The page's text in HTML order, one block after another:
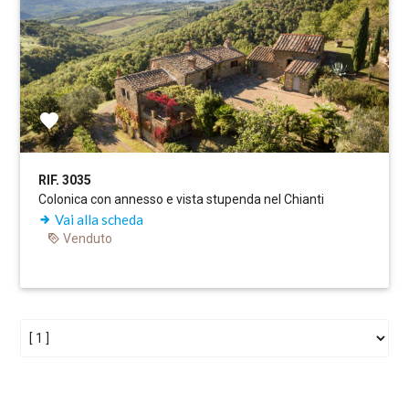
RIF. 3035
Colonica con annesso e vista stupenda nel Chianti
Vai alla scheda
Venduto